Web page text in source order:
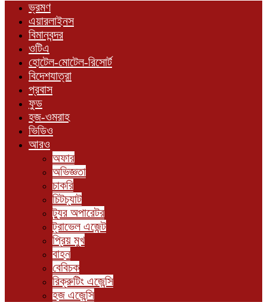
ভ্রমণ
এয়ারলাইনস
বিমানবন্দর
ওটিএ
হোটেল-মোটেল-রিসোর্ট
বিদেশযাত্রা
প্রবাস
ফুড
হজ-ওমরাহ
ভিডিও
আরও
অফার
অভিজ্ঞতা
চাকরি
চিটচ্যাট
ট্যুর অপারেটর
ট্রাভেল এজেন্ট
প্রিয় মুখ
বাহন
বেবিচক
রিক্রুটিং এজেন্সি
হজ এজেন্সি